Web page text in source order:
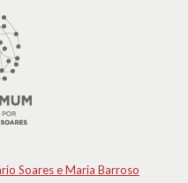
Soares e Maria Barroso